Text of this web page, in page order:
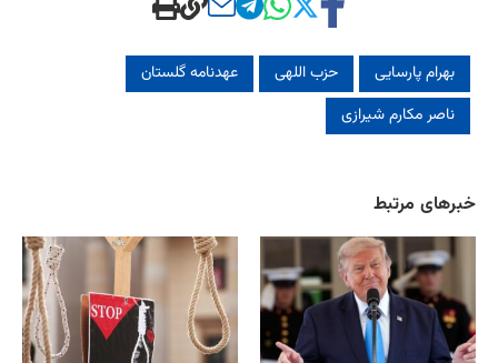
بهرام پارسایی حزب اللهی
عهدنامه گلستان
ناصر مکارم شیرازی
خبرهای مرتبط